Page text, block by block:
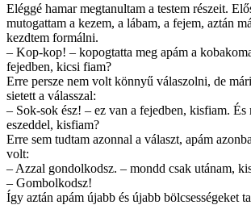
Eléggé hamar megtanultam a testem részeit.
mutogattam a kezem, a lábam, a fejem, aztán
kezdtem formálni.
– Kop-kop! – kopogtatta meg apám a
fejedben, kicsi fiam?
Erre persze nem volt könnyű válaszolni, de
sietett a válasszal:
– Sok-sok ész! – ez van a fejedben, kisfiam. És
eszeddel, kisfiam?
Erre sem tudtam azonnal a választ, apám
volt:
– Azzal gondolkodsz. – mondd csak utánam,
– Gombolkodsz!
Így aztán apám újabb és újabb bölcsességeket